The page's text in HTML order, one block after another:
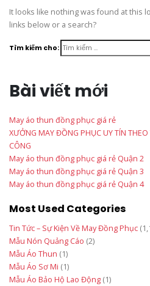
It looks like nothing was found at this
links below or a search?
Tìm kiếm cho:
Bài viết mới
May áo thun đồng phục giá rẻ
XƯỞNG MAY ĐỒNG PHỤC UY TÍN
CÔNG
May áo thun đồng phục giá rẻ Quận 2
May áo thun đồng phục giá rẻ Quận 3
May áo thun đồng phục giá rẻ Quận 4
Most Used Categories
Tin Tức – Sự Kiện Về May Đồng Phục
Mẫu Nón Quảng Cáo (2)
Mẫu Áo Thun (1)
Mẫu Áo Sơ Mi (1)
Mẫu Áo Bảo Hộ Lao Động (1)